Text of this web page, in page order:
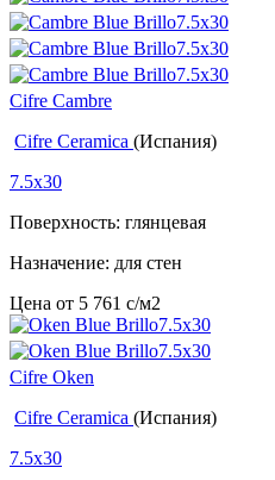
Cifre Cambre
Cifre Ceramica (Испания)
7.5x30
Поверхность: глянцевая
Назначение: для стен
Цена от 5 761 c/м2
Cifre Oken
Cifre Ceramica (Испания)
7.5x30